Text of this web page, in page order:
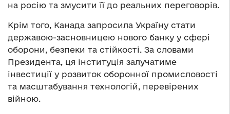
на росію та змусити її до реальних переговорів.
Крім того, Канада запросила Україну стати
державою-засновницею нового банку у сфері
оборони, безпеки та стійкості. За словами
Президента, ця інституція залучатиме
інвестиції у розвиток оборонної промисловості
та масштабування технологій, перевірених
війною.